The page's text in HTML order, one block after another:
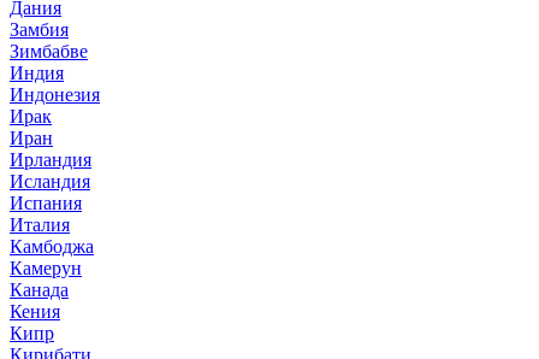
Дания
Замбия
Зимбабве
Индия
Индонезия
Ирак
Иран
Ирландия
Исландия
Испания
Италия
Камбоджа
Камерун
Канада
Кения
Кипр
Кирибати